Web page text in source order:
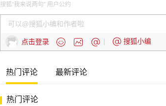
搜狐“我来说两句” 用户公约
点击登录 搜狐小编
热门评论 最新评论
热门评论